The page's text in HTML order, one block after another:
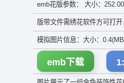
emb花版参数： 大小：
版带文件需绣花软件方可打
模拟图片信息：大小：
emb下载